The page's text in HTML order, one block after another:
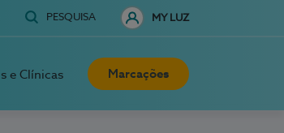
PESQUISA MY LUZ
e Clínicas Marcações